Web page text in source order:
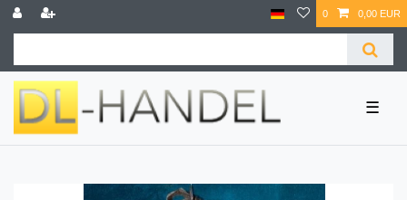
0 0,00 EUR
☰